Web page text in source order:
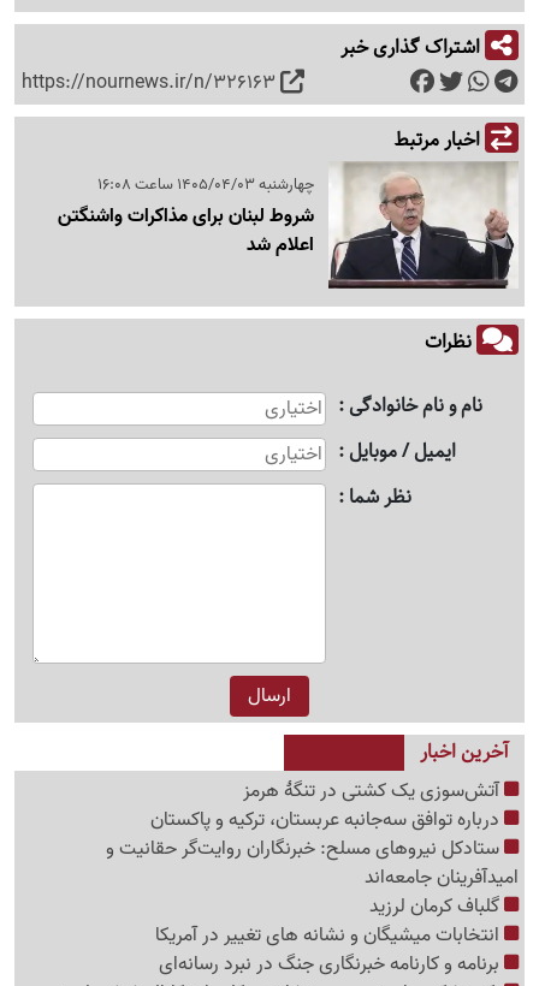
اشتراک گذاری خبر
https://nournews.ir/n/326163
اخبار مرتبط
چهارشنبه 1405/04/03 ساعت 16:08
شروط لبنان برای مذاکرات واشنگتن
اعلام شد
نظرات
نام و نام خانوادگی
ایمیل / موبایل
نظر شما
آخرین اخبار
آتش‌سوزی یک کشتی در تنگهٔ هرمز
درباره توافق سه‌جانبه عربستان، ترکیه و پاکستان
ستادکل نیروهای مسلح: خبرنگاران روایت‌گر حقانیت و
امیدآفرینان جامعه‌اند
گلباف کرمان لرزید
انتخابات میشیگان و نشانه های تغییر در آمریکا
برنامه و کارنامه خبرنگاری جنگ در نبرد رسانه‌ای